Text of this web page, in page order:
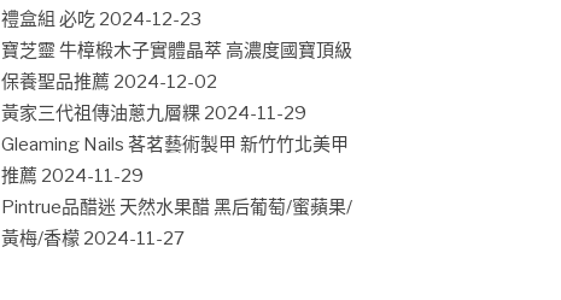
禮盒組 必吃 2024-12-23
寶芝靈 牛樟椴木子實體晶萃 高濃度國寶頂級
保養聖品推薦 2024-12-02
黃家三代祖傳油蔥九層粿 2024-11-29
Gleaming Nails 茖茗藝術製甲 新竹竹北美甲
推薦 2024-11-29
Pintrue品醋迷 天然水果醋 黑后葡萄/蜜蘋果/
黃梅/香檬 2024-11-27